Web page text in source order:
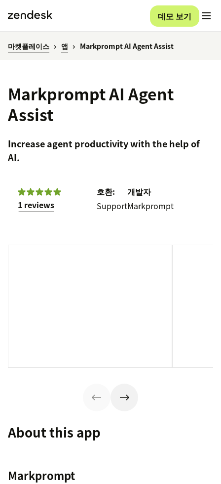
데모 보기
마켓플레이스 앱 Markprompt AI Agent Assist
Markprompt AI Agent
Assist
Increase agent productivity with the help of
AI.
1 reviews
호환:
Support
개발자
Markprompt
About this app
Markprompt